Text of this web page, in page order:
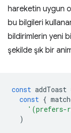
hareketin uygun
bu bilgileri
bildirimlerin yeni
şekilde şık bir
const addToast
const {
'(prefers-
)